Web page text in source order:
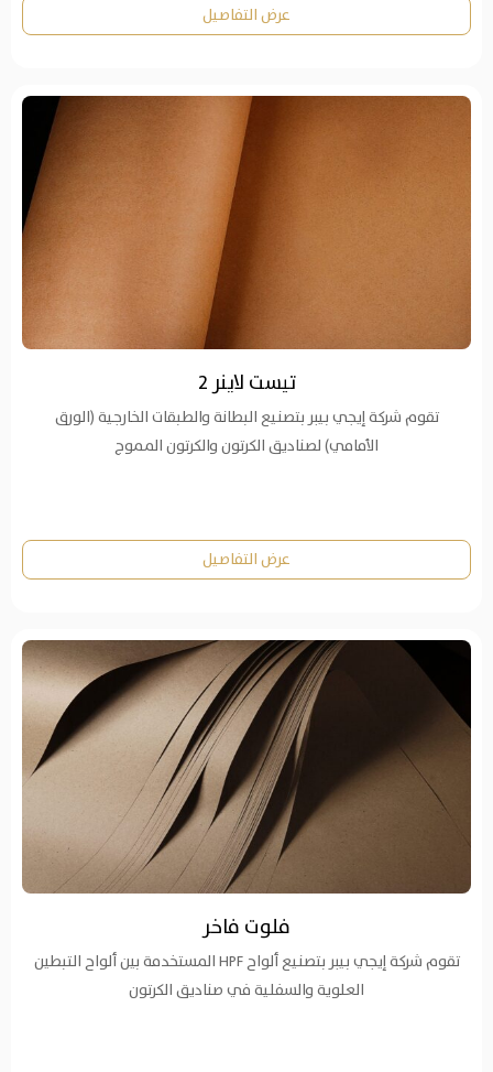
عرض التفاصيل
تيست لاينر 2
تقوم شركة إيجي بيبر بتصنيع البطانة والطبقات الخارجية (الورق
الأمامي) لصناديق الكرتون والكرتون المموج
عرض التفاصيل
فلوت فاخر
تقوم شركة إيجي بيبر بتصنيع ألواح HPF المستخدمة بين ألواح التبطين
العلوية والسفلية في صناديق الكرتون